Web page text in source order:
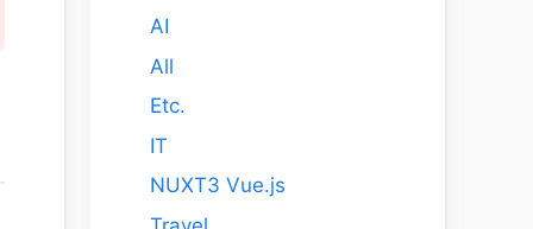
AI
All
Etc.
IT
NUXT3 Vue.js